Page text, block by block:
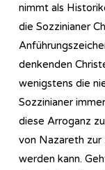
nimmt als
die Sozzinianer
denkenden
wenigstens die
Sozzinianer
diese Arroganz
von Nazareth
werden kann.